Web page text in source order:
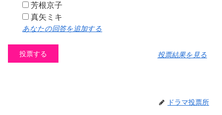
芳根京子
真矢ミキ
あなたの回答を追加する
投票結果を見る
ドラマ投票所